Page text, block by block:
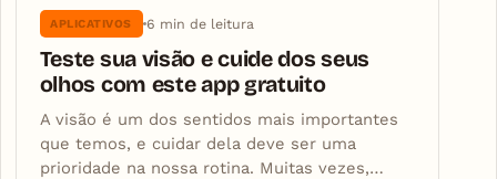
APLICATIVOS 6 min de leitura
Teste sua visão e cuide dos seus
olhos com este app gratuito
A visão é um dos sentidos mais importantes
que temos, e cuidar dela deve ser uma
prioridade na nossa rotina. Muitas vezes,…